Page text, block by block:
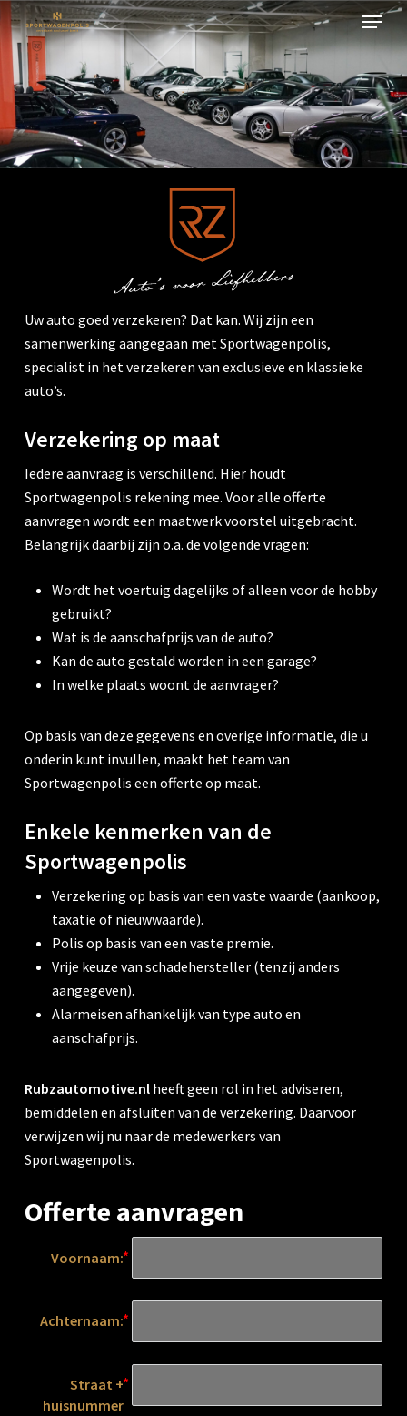
Skip
to
main
content
Menu
Uw auto goed verzekeren? Dat kan. Wij zijn een
samenwerking aangegaan met Sportwagenpolis,
specialist in het verzekeren van exclusieve en klassieke
auto’s.
Verzekering op maat
Iedere aanvraag is verschillend. Hier houdt
Sportwagenpolis rekening mee. Voor alle offerte
aanvragen wordt een maatwerk voorstel uitgebracht.
Belangrijk daarbij zijn o.a. de volgende vragen:
Wordt het voertuig dagelijks of alleen voor de hobby
gebruikt?
Wat is de aanschafprijs van de auto?
Kan de auto gestald worden in een garage?
In welke plaats woont de aanvrager?
Op basis van deze gegevens en overige informatie, die u
onderin kunt invullen, maakt het team van
Sportwagenpolis een offerte op maat.
Enkele kenmerken van de
Sportwagenpolis
Verzekering op basis van een vaste waarde (aankoop,
taxatie of nieuwwaarde).
Polis op basis van een vaste premie.
Vrije keuze van schadehersteller (tenzij anders
aangegeven).
Alarmeisen afhankelijk van type auto en
aanschafprijs.
Rubzautomotive.nlheeft geen rol in het adviseren,
bemiddelen en afsluiten van de verzekering. Daarvoor
verwijzen wij nu naar de medewerkers van
Sportwagenpolis.
Offerte aanvragen
Voornaam:
Achternaam:
Straat +
huisnummer
Close
Menu